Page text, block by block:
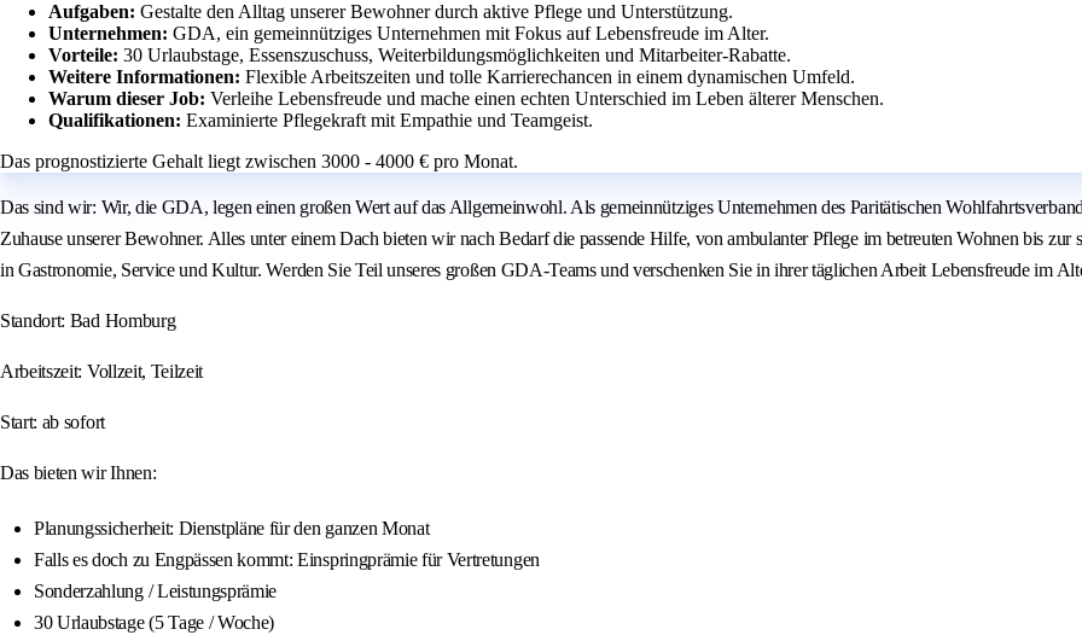
Aufgaben: Gestalte den Alltag unserer Bewohner durch aktive Pflege und Unterstützung.
Unternehmen: GDA, ein gemeinnütziges Unternehmen mit Fokus auf Lebensfreude im Alter.
Vorteile: 30 Urlaubstage, Essenszuschuss, Weiterbildungsmöglichkeiten und Mitarbeiter-Rabatte.
Weitere Informationen: Flexible Arbeitszeiten und tolle Karrierechancen in einem dynamischen Umfeld.
Warum dieser Job: Verleihe Lebensfreude und mache einen echten Unterschied im Leben älterer Menschen.
Qualifikationen: Examinierte Pflegekraft mit Empathie und Teamgeist.
Das prognostizierte Gehalt liegt zwischen 3000 - 4000 € pro Monat.
Das sind wir: Wir, die GDA, legen einen großen Wert auf das Allgemeinwohl. Als gemeinnütziges Unternehmen des Paritätischen
Zuhause unserer Bewohner. Alles unter einem Dach bieten wir nach Bedarf die passende Hilfe, von ambulanter Pflege im betreuten Wohnen bis
in Gastronomie, Service und Kultur. Werden Sie Teil unseres großen GDA-Teams und verschenken Sie in ihrer täglichen Arbeit Lebensfreude im
Standort: Bad Homburg
Arbeitszeit: Vollzeit, Teilzeit
Start: ab sofort
Das bieten wir Ihnen:
Planungssicherheit: Dienstpläne für den ganzen Monat
Falls es doch zu Engpässen kommt: Einspringprämie für Vertretungen
Sonderzahlung / Leistungsprämie
30 Urlaubstage (5 Tage / Woche)